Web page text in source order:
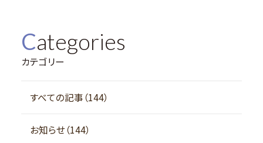
Categories
カテゴリー
すべての記事（144）
お知らせ（144）